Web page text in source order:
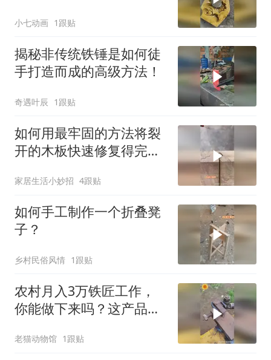
小七动画 1跟贴
揭秘非传统铁锤是如何徒
手打造而成的高级方法！
奇遇叶辰 1跟贴
如何用最牢固的方法将裂
开的木板快速修复得完美
家居生活小妙招 4跟贴
如何手工制作一个折叠凳
子？
乡村民俗风情 1跟贴
农村月入3万铁匠工作，
你能做下来吗？这产品没
老猫动物馆 1跟贴